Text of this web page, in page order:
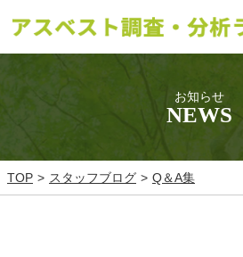
お知らせ
NEWS
TOP スタッフブログ Q＆A集